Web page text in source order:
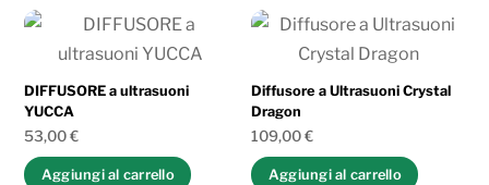
DIFFUSORE a ultrasuoni
YUCCA
53,00€
Aggiungi al carrello
Diffusore a Ultrasuoni Crystal
Dragon
109,00€
Aggiungi al carrello